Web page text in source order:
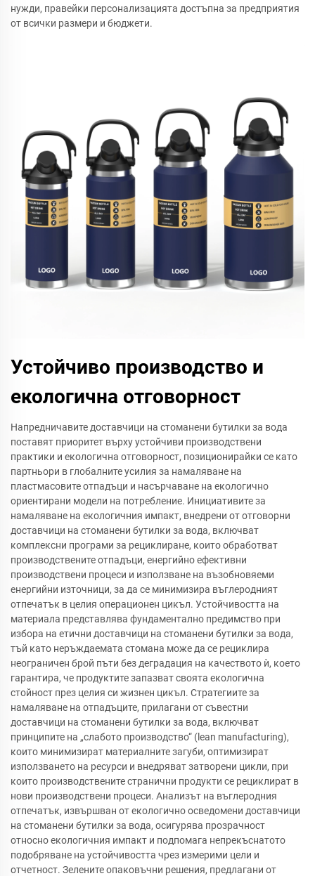
нужди, правейки персонализацията достъпна за предприятия
от всички размери и бюджети.
Устойчиво производство и
екологична отговорност
Напредничавите доставчици на стоманени бутилки за вода
поставят приоритет върху устойчиви производствени
практики и екологична отговорност, позиционирайки се като
партньори в глобалните усилия за намаляване на
пластмасовите отпадъци и насърчаване на екологично
ориентирани модели на потребление. Инициативите за
намаляване на екологичния импакт, внедрени от отговорни
доставчици на стоманени бутилки за вода, включват
комплексни програми за рециклиране, които обработват
производствените отпадъци, енергийно ефективни
производствени процеси и използване на възобновяеми
енергийни източници, за да се минимизира въглеродният
отпечатък в целия операционен цикъл. Устойчивостта на
материала представлява фундаментално предимство при
избора на етични доставчици на стоманени бутилки за вода,
тъй като неръждаемата стомана може да се рециклира
неограничен брой пъти без деградация на качеството ѝ, което
гарантира, че продуктите запазват своята екологична
стойност през целия си жизнен цикъл. Стратегиите за
намаляване на отпадъците, прилагани от съвестни
доставчици на стоманени бутилки за вода, включват
принципите на „слабото производство“ (lean manufacturing),
които минимизират материалните загуби, оптимизират
използването на ресурси и внедряват затворени цикли, при
които производствените странични продукти се рециклират в
нови производствени процеси. Анализът на въглеродния
отпечатък, извършван от екологично осведомени доставчици
на стоманени бутилки за вода, осигурява прозрачност
относно екологичния импакт и подпомага непрекъснатото
подобряване на устойчивостта чрез измерими цели и
отчетност. Зелените опаковъчни решения, предлагани от